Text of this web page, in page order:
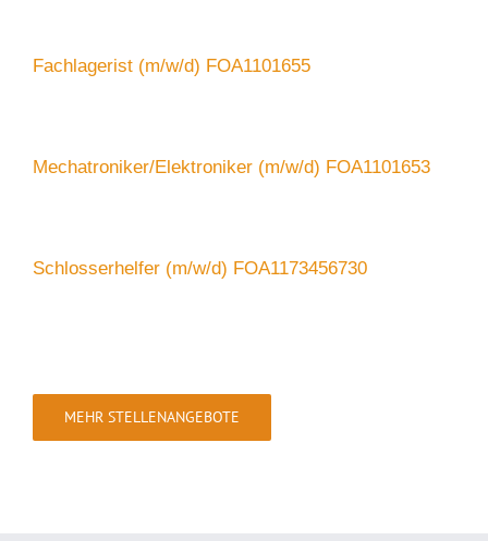
Fachlagerist (m/w/d) FOA1101655
Mechatroniker/Elektroniker (m/w/d) FOA1101653
Schlosserhelfer (m/w/d) FOA1173456730
MEHR STELLENANGEBOTE